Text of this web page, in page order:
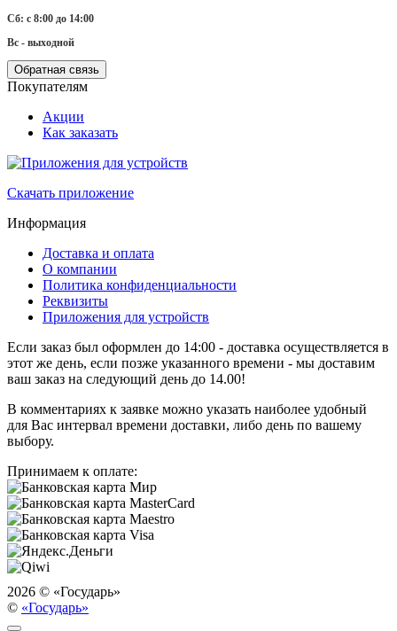
Сб: с 8:00 до 14:00
Вс - выходной
Обратная связь
Покупателям
Акции
Как заказать
Скачать приложение
Информация
Доставка и оплата
О компании
Политика конфиденциальности
Реквизиты
Приложения для устройств
Если заказ был оформлен до 14:00 - доставка осуществляется в
этот же день, если позже указанного времени - мы доставим
ваш заказ на следующий день до 14.00!
В комментариях к заявке можно указать наиболее удобный
для Вас интервал времени доставки, либо день по вашему
выбору.
Принимаем к оплате:
2026 © «Государь»
© «Государь»